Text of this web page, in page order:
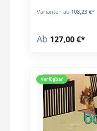
Varianten ab 108,23 €*
Ab 127,00 €*
Verfügbar